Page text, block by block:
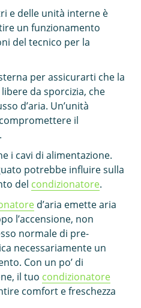
e delle unità interne è
un funzionamento
del tecnico per la
per assicurarti che la
da sporcizia, che
d’aria. Un’unità
il
i cavi di alimentazione.
potrebbe influire sulla
del condizionatore.
d’aria emette aria
l’accensione, non
normale di pre-
necessariamente un
Con un po’ di
il tuo condizionatore
comfort e freschezza